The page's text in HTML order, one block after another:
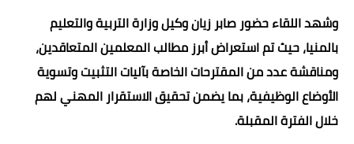
وشهد اللقاء حضور صابر زيان وكيل وزارة التربية والتعليم
بالمنيا، حيث تم استعراض أبرز مطالب المعلمين المتعاقدين،
ومناقشة عدد من المقترحات الخاصة بآليات التثبيت وتسوية
الأوضاع الوظيفية، بما يضمن تحقيق الاستقرار المهني لهم
خلال الفترة المقبلة.